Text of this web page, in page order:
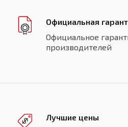
Официальная
Официальное
производителей
Лучшие цены